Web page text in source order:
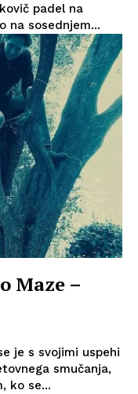
padel na
na sosednjem...
Maze –
je s svojimi uspehi
smučanja,
ko se...